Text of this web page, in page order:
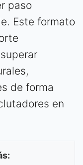
paso
Este formato
de forma
en